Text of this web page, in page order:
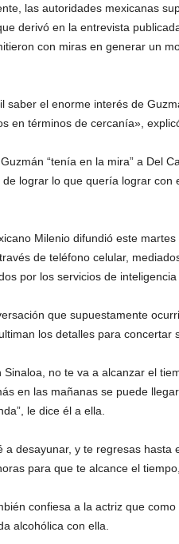
las autoridades mexicanas
derivó en la entrevista
con miras en generar un
saber el enorme interés de
en términos de cercanía»,
“tenía en la mira” a Del
lograr lo que quería lograr con
Milenio difundió este
de teléfono celular,
por los servicios de inteligencia
que supuestamente
los detalles para concertar
Sinaloa, no te va a alcanzar el
en las mañanas se puede
le dice él a ella.
a desayunar, y te regresas
para que te alcance el
confiesa a la actriz que como
alcohólica con ella.